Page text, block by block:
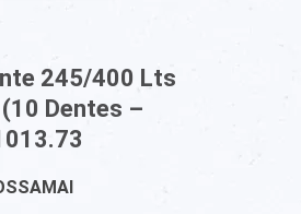
245/400 Lts
Dentes –